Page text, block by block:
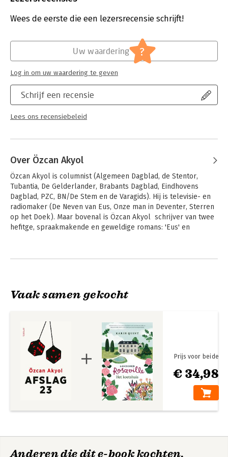
Uitgever:
Prometheus
Hoofdrubriek: Literatuur en romans
Wees de eerste die een lezersrecensie schrijft!
Schrijf een recensie
Lees ons recensiebeleid
Uw waardering ?
Log in om uw waardering te geven
Over Özcan Akyol
Özcan Akyol is columnist (Algemeen Dagblad, de Stentor,
Tubantia, De Gelderlander, Brabants Dagblad, Eindhovens
Dagblad, PZC, BN/De Stem en de Varagids). Hij is televisie- en
radiomaker (De Neven van Eus, Onze man in Deventer, Sterren
op het Doek). Maar bovenal is Özcan Akyol  schrijver van twee
hefitge, spraakmakende en geweldige romans: 'Eus' en
Andere boeken door Özcan Akyol
Afslag 23
Vaak samen gekocht
€ 34,98
Prijs voor beide
Anderen die dit e-book kochten,